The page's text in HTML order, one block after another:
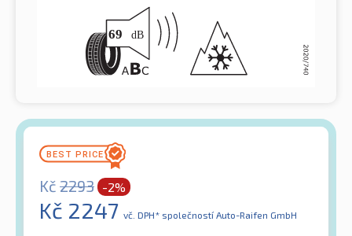
Kč 2293 -2%
Kč 2247 vč. DPH* společností Auto-Raifen GmbH